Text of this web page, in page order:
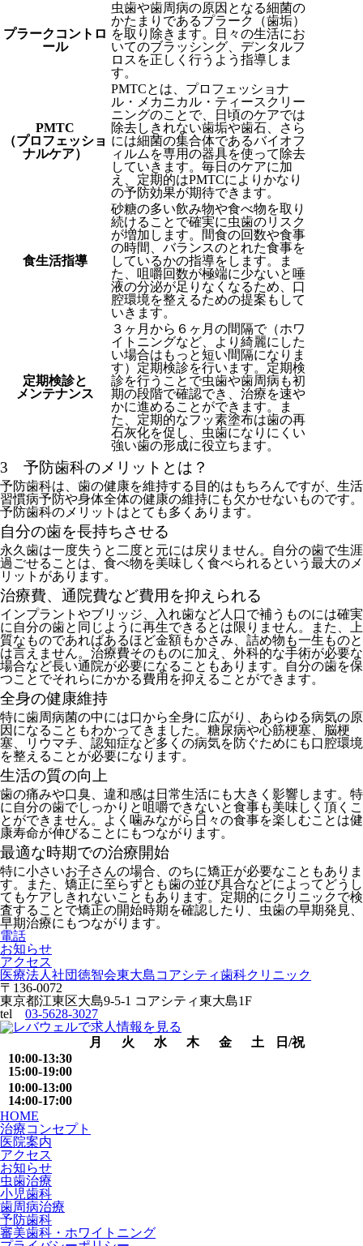
プラークコントロ
ール
虫歯や歯周病の原因となる細菌の
かたまりであるプラーク（歯垢）
を取り除きます。日々の生活にお
いてのブラッシング、デンタルフ
ロスを正しく行うよう指導しま
す。
PMTC
（プロフェッショ
ナルケア）
PMTCとは、プロフェッショナ
ル・メカニカル・ティースクリー
ニングのことで、日頃のケアでは
除去しきれない歯垢や歯石、さら
には細菌の集合体であるバイオフ
ィルムを専用の器具を使って除去
していきます。毎日のケアに加
え、定期的はPMTCによりかなり
の予防効果が期待できます。
食生活指導
砂糖の多い飲み物や食べ物を取り
続けることで確実に虫歯のリスク
が増加します。間食の回数や食事
の時間、バランスのとれた食事を
しているかの指導をします。ま
た、咀嚼回数が極端に少ないと唾
液の分泌が足りなくなるため、口
腔環境を整えるための提案もして
いきます。
定期検診と
メンテナンス
３ヶ月から６ヶ月の間隔で（ホワ
イトニングなど、より綺麗にした
い場合はもっと短い間隔になりま
す）定期検診を行います。定期検
診を行うことで虫歯や歯周病も初
期の段階で確認でき、治療を速や
かに進めることができます。ま
た、定期的なフッ素塗布は歯の再
石灰化を促し、虫歯になりにくい
強い歯の形成に役立ちます。
3 予防歯科のメリットとは？
予防歯科は、歯の健康を維持する目的はもちろんですが、生活
習慣病予防や身体全体の健康の維持にも欠かせないものです。
予防歯科のメリットはとても多くあります。
自分の歯を長持ちさせる
永久歯は一度失うと二度と元には戻りません。自分の歯で生涯
過ごせることは、食べ物を美味しく食べられるという最大のメ
リットがあります。
治療費、通院費など費用を抑えられる
インプラントやブリッジ、入れ歯など人口で補うものには確実
に自分の歯と同じように再生できるとは限りません。また、上
質なものであればあるほど金額もかさみ、詰め物も一生ものと
は言えません。治療費そのものに加え、外科的な手術が必要な
場合など長い通院が必要になることもあります。自分の歯を保
つことでそれらにかかる費用を抑えることができます。
全身の健康維持
特に歯周病菌の中には口から全身に広がり、あらゆる病気の原
因になることもわかってきました。糖尿病や心筋梗塞、脳梗
塞、リウマチ、認知症など多くの病気を防ぐためにも口腔環境
を整えることが必要になります。
生活の質の向上
歯の痛みや口臭、違和感は日常生活にも大きく影響します。特
に自分の歯でしっかりと咀嚼できないと食事も美味しく頂くこ
とができません。よく噛みながら日々の食事を楽しむことは健
康寿命が伸びることにもつながります。
最適な時期での治療開始
特に小さいお子さんの場合、のちに矯正が必要なこともありま
す。また、矯正に至らずとも歯の並び具合などによってどうし
てもケアしきれないこともあります。定期的にクリニックで検
査することで矯正の開始時期を確認したり、虫歯の早期発見、
早期治療にもつながります。
電話
お知らせ
アクセス
医療法人社団徳智会東大島コアシティ歯科クリニック
〒136-0072
東京都江東区大島9-5-1 コアシティ東大島1F
tel 03-5628-3027
月 火 水 木 金 土
日/祝
10:00-13:30
15:00-19:00
10:00-13:00
14:00-17:00
HOME
治療コンセプト
医院案内
アクセス
お知らせ
虫歯治療
小児歯科
歯周病治療
予防歯科
審美歯科・ホワイトニング